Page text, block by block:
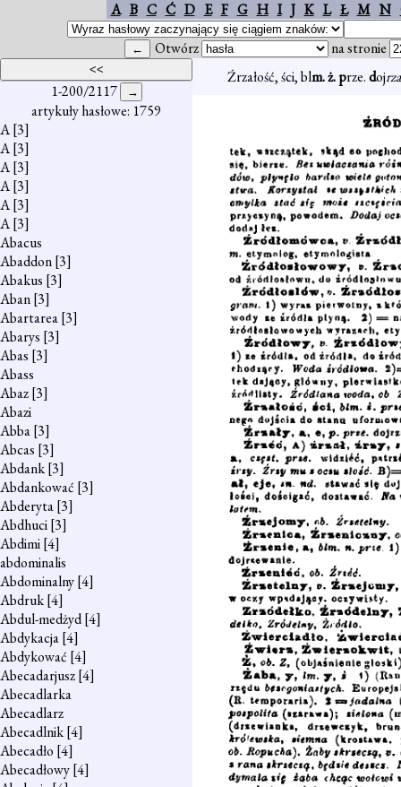
A B C Ć D E F G H I J K L Ł M N
Otwórz na stronie
1-200/2117
artykuły hasłowe: 1759
A[3]
A[3]
A[3]
A[3]
A[3]
A[3]
Abacus
Abaddon[3]
Abakus [3]
Aban[3]
Abartarea[3]
Abarys [3]
Abas [3]
Abass
Abaz[3]
Abazi
Abba[3]
Abcas [3]
Abdank[3]
Abdankować [3]
Abderyta[3]
Abdhuci[3]
Abdimi[4]
abdominalis
Abdominalny[4]
Abdruk[4]
Abdul-medżyd[4]
Abdykacja[4]
Abdykować [4]
Abecadarjusz[4]
Abecadlarka
Abecadlarz
Abecadlnik[4]
Abecadło [4]
Abecadłowy[4]
Źrzałość, ści, blm. ż. prze.doj